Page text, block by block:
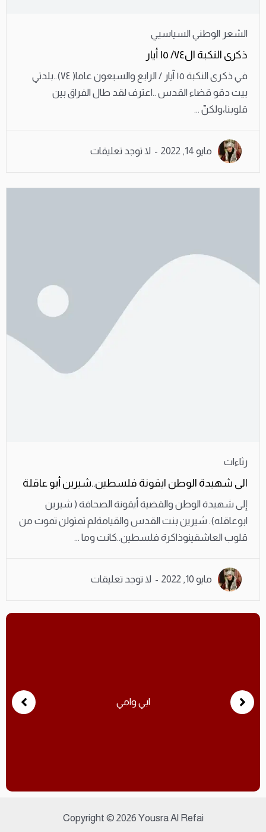
الشعر الوطني السياسيي
ذكرى النكبة ال٧٤/ ١٥ أيار
في ذكرى النكبة ١٥ آيار / الرابع والسبعون عاما( ٧٤)..بلدتي
بيت دقو قضاء القدس ..اعترف لقد طال الفراق بين
قلوبنا،ولكنّ ...
مايو 14, 2022 لا توجد تعليقات
رثاءات
الى شهيدة الوطن ايقونة فلسطين..شيرين أبو عاقلة
إلى شهيدة الوطن والقضية أيقونة الصحافة ( شيرين
ابوعاقله). شيرين بنت القدس والقيامةلم تمتولن تموت من
قلوب العاشقينوذاكرة فلسطين..كانت وما ...
مايو 10, 2022 لا توجد تعليقات
ابي وامي
Copyright © 2026 Yousra Al Refai